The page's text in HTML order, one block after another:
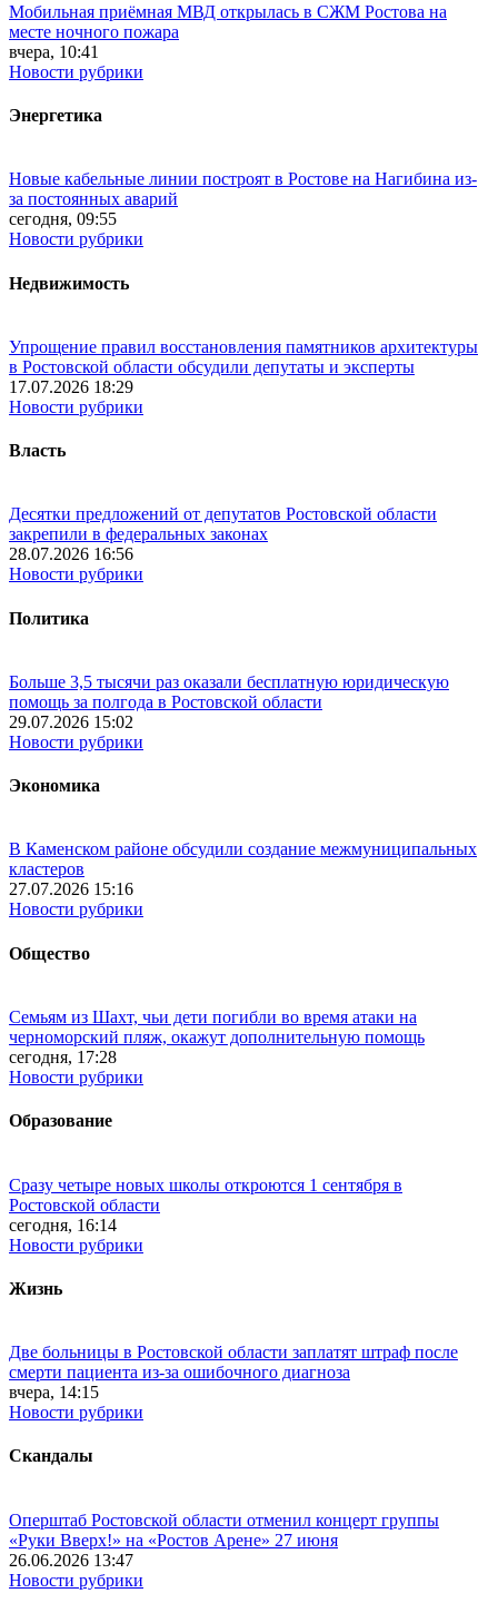
Мобильная приёмная МВД открылась в СЖМ Ростова на
месте ночного пожара
вчера, 10:41
Новости рубрики
Энергетика
Новые кабельные линии построят в Ростове на Нагибина из-
за постоянных аварий
сегодня, 09:55
Новости рубрики
Недвижимость
Упрощение правил восстановления памятников архитектуры
в Ростовской области обсудили депутаты и эксперты
17.07.2026 18:29
Новости рубрики
Власть
Десятки предложений от депутатов Ростовской области
закрепили в федеральных законах
28.07.2026 16:56
Новости рубрики
Политика
Больше 3,5 тысячи раз оказали бесплатную юридическую
помощь за полгода в Ростовской области
29.07.2026 15:02
Новости рубрики
Экономика
В Каменском районе обсудили создание межмуниципальных
кластеров
27.07.2026 15:16
Новости рубрики
Общество
Семьям из Шахт, чьи дети погибли во время атаки на
черноморский пляж, окажут дополнительную помощь
сегодня, 17:28
Новости рубрики
Образование
Сразу четыре новых школы откроются 1 сентября в
Ростовской области
сегодня, 16:14
Новости рубрики
Жизнь
Две больницы в Ростовской области заплатят штраф после
смерти пациента из-за ошибочного диагноза
вчера, 14:15
Новости рубрики
Скандалы
Оперштаб Ростовской области отменил концерт группы
«Руки Вверх!» на «Ростов Арене» 27 июня
26.06.2026 13:47
Новости рубрики